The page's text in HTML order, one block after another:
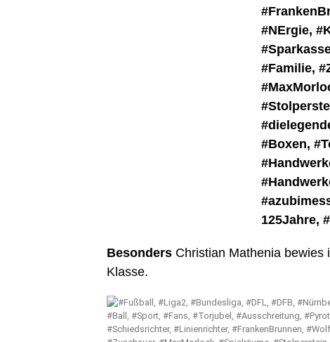
Besonders Christian Mathenia bewies
Klasse.